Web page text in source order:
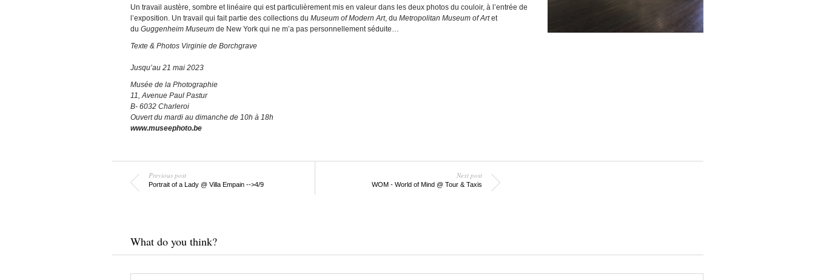
Un travail austère, sombre et linéaire qui est particulièrement mis en valeur dans les deux photos du couloir, à l’entrée de
l’exposition. Un travail qui fait partie des collections du Museum of Modern Art, du Metropolitan Museum of Artet
du Guggenheim Museumde New York qui ne m’a pas personnellement séduite…
Texte & Photos Virginie de Borchgrave
Jusqu’au 21 mai 2023
Musée de la Photographie
11, Avenue Paul Pastur
B- 6032 Charleroi
Ouvert du mardi au dimanche de 10h à 18h
www.museephoto.be
Previous post
Portrait of a Lady @ Villa Empain -->4/9
Next post
WOM - World of Mind @ Tour & Taxis
What do you think?